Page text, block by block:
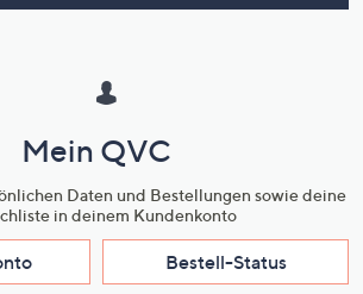
Mein QVC
Daten und Bestellungen sowie deine
in deinem Kundenkonto
Bestell-Status